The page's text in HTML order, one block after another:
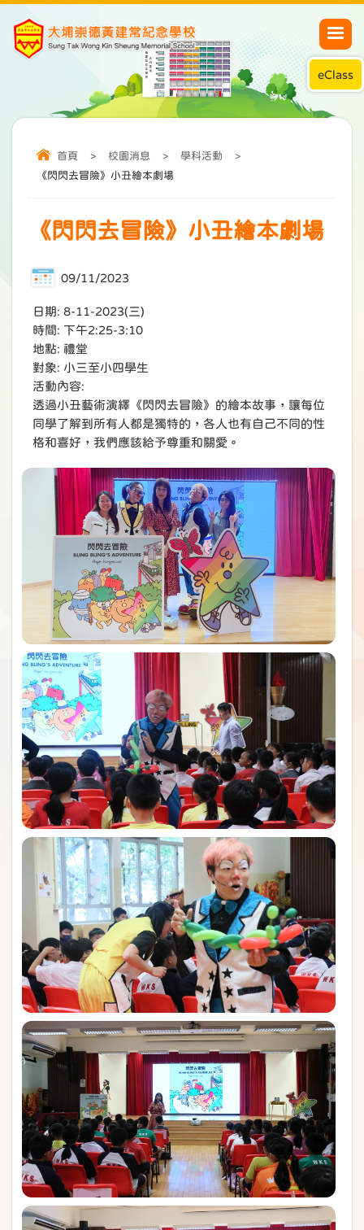
eClass
首頁 > 校園消息 > 學科活動
>
《閃閃去冒險》小丑繪本劇場
《閃閃去冒險》小丑繪本劇場
09/11/2023
日期: 8-11-2023(三)
時間: 下午2:25-3:10
地點: 禮堂
對象: 小三至小四學生
活動內容:
透過小丑藝術演繹《閃閃去冒險》的繪本故事，讓每位
同學了解到所有人都是獨特的，各人也有自己不同的性
格和喜好，我們應該給予尊重和關愛。